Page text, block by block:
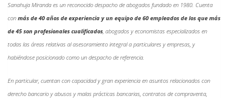
Sanahuja Miranda es un reconocido despacho de abogados fundado en 1980. Cuenta
con más de 40 años de experiencia y un equipo de 60 empleados de los que más
de 45 son profesionales cualificados , abogados y economistas especializados en
todas las áreas relativas al asesoramiento integral a particulares y empresas, y
habiéndose posicionado como un despacho de referencia.
En particular, cuentan con capacidad y gran experiencia en asuntos relacionados con
derecho bancario y abusos y malas prácticas bancarias, contratos de compraventa,